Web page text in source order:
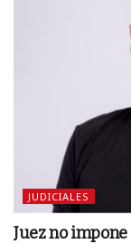
JUDICIALES
Juez no